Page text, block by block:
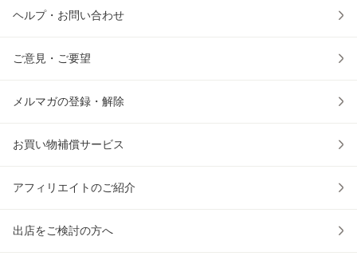
ヘルプ・お問い合わせ
ご意見・ご要望
メルマガの登録・解除
お買い物補償サービス
アフィリエイトのご紹介
出店をご検討の方へ